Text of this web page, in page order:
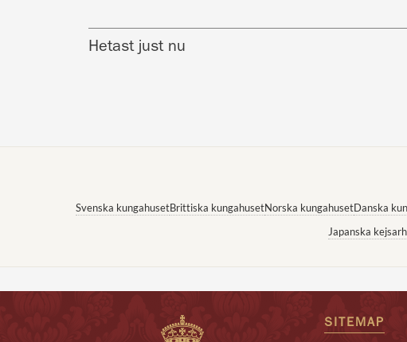
Hetast just nu
Svenska kungahusetBrittiska kungahusetNorska kungahusetDanska
Japanska
SITEMAP